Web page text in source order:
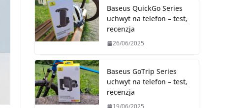
Baseus QuickGo Series
uchwyt na telefon – test,
recenzja
26/06/2025
Baseus GoTrip Series
uchwyt na telefon – test,
recenzja
19/06/2025